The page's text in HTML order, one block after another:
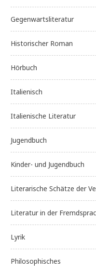
Gegenwartsliteratur
Historischer Roman
Hörbuch
Italienisch
Italienische Literatur
Jugendbuch
Kinder- und Jugendbuch
Literarische Schätze der
Literatur in der
Lyrik
Philosophisches